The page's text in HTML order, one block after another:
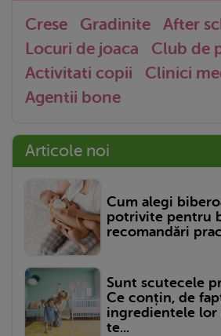
Crese Gradinite After
Locuri de joaca
Club de
Activitati copii
Clinici
Agentii bone
Articole noi
Cum alegi
potrivite pentru
recomandări
Sunt scutecele
Ce conțin, de
ingredientele lor
te...